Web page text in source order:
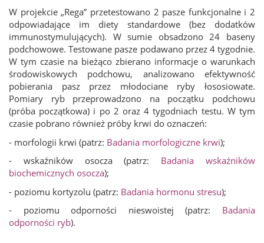
W projekcie „Rega” przetestowano 2 pasze funkcjonalne i 2
odpowiadające im diety standardowe (bez dodatków
immunostymulujących). W sumie obsadzono 24 baseny
podchowowe. Testowane pasze podawano przez 4 tygodnie.
W tym czasie na bieżąco zbierano informacje o warunkach
środowiskowych podchowu, analizowano efektywność
pobierania pasz przez młodociane ryby łososiowate.
Pomiary ryb przeprowadzono na początku podchowu
(próba początkowa) i po 2 oraz 4 tygodniach testu. W tym
czasie pobrano również próby krwi do oznaczeń:
- morfologii krwi (patrz: Badania morfologiczne krwi);
- wskaźników osocza (patrz: Badania wskaźników
biochemicznych osocza);
- poziomu kortyzolu (patrz: Badania hormonu stresu);
- poziomu odporności nieswoistej (patrz: Badania
odporności ryb).